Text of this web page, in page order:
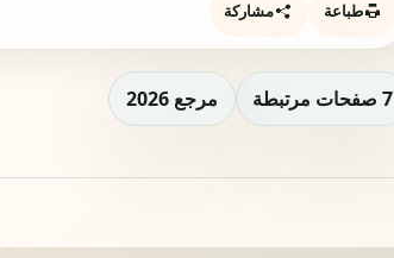
طباعة مشاركة
7 صفحات مرتبطة مرجع 2026